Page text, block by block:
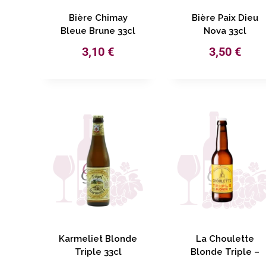
Bière Chimay
Bleue Brune 33cl
3,10 €
Bière Paix Dieu
Nova 33cl
3,50 €
Karmeliet Blonde
Triple 33cl
La Choulette
Blonde Triple –